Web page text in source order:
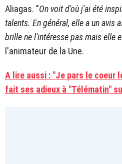
Aliagas. "On voit d'où j'ai été
talents. En général, elle a un avis
brille ne l'intéresse pas mais elle
l'animateur de la Une.
A lire aussi : "Je pars le coeur
fait ses adieux à "Télématin"